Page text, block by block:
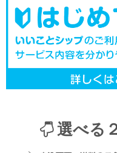
選べる